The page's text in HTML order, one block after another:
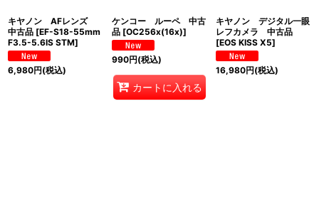
キヤノン AFレンズ
中古品 [EF-S18-55mm
F3.5-5.6IS STM]
6,980円(税込)
ケンコー ルーペ 中古
品 [OC256x(16x)]
990円(税込)
カートに入れる
キヤノン デジタル一眼
レフカメラ 中古品
[EOS KISS X5]
16,980円(税込)